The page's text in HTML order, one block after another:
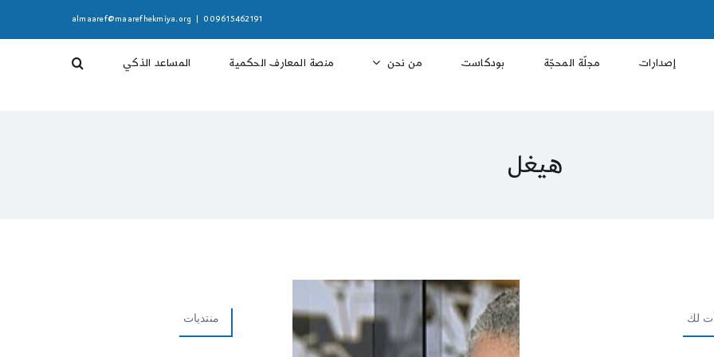
009615462191
almaaref@maarefhekmiya.org
إصدارات مجلّة المحجّة بودكاست من نحن منصة المعارف الحكمية المساعد الذكي
هيغل
لك منتديات